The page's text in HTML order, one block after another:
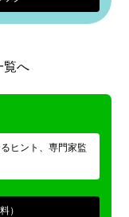
覧へ
ヒント、専門家監
）